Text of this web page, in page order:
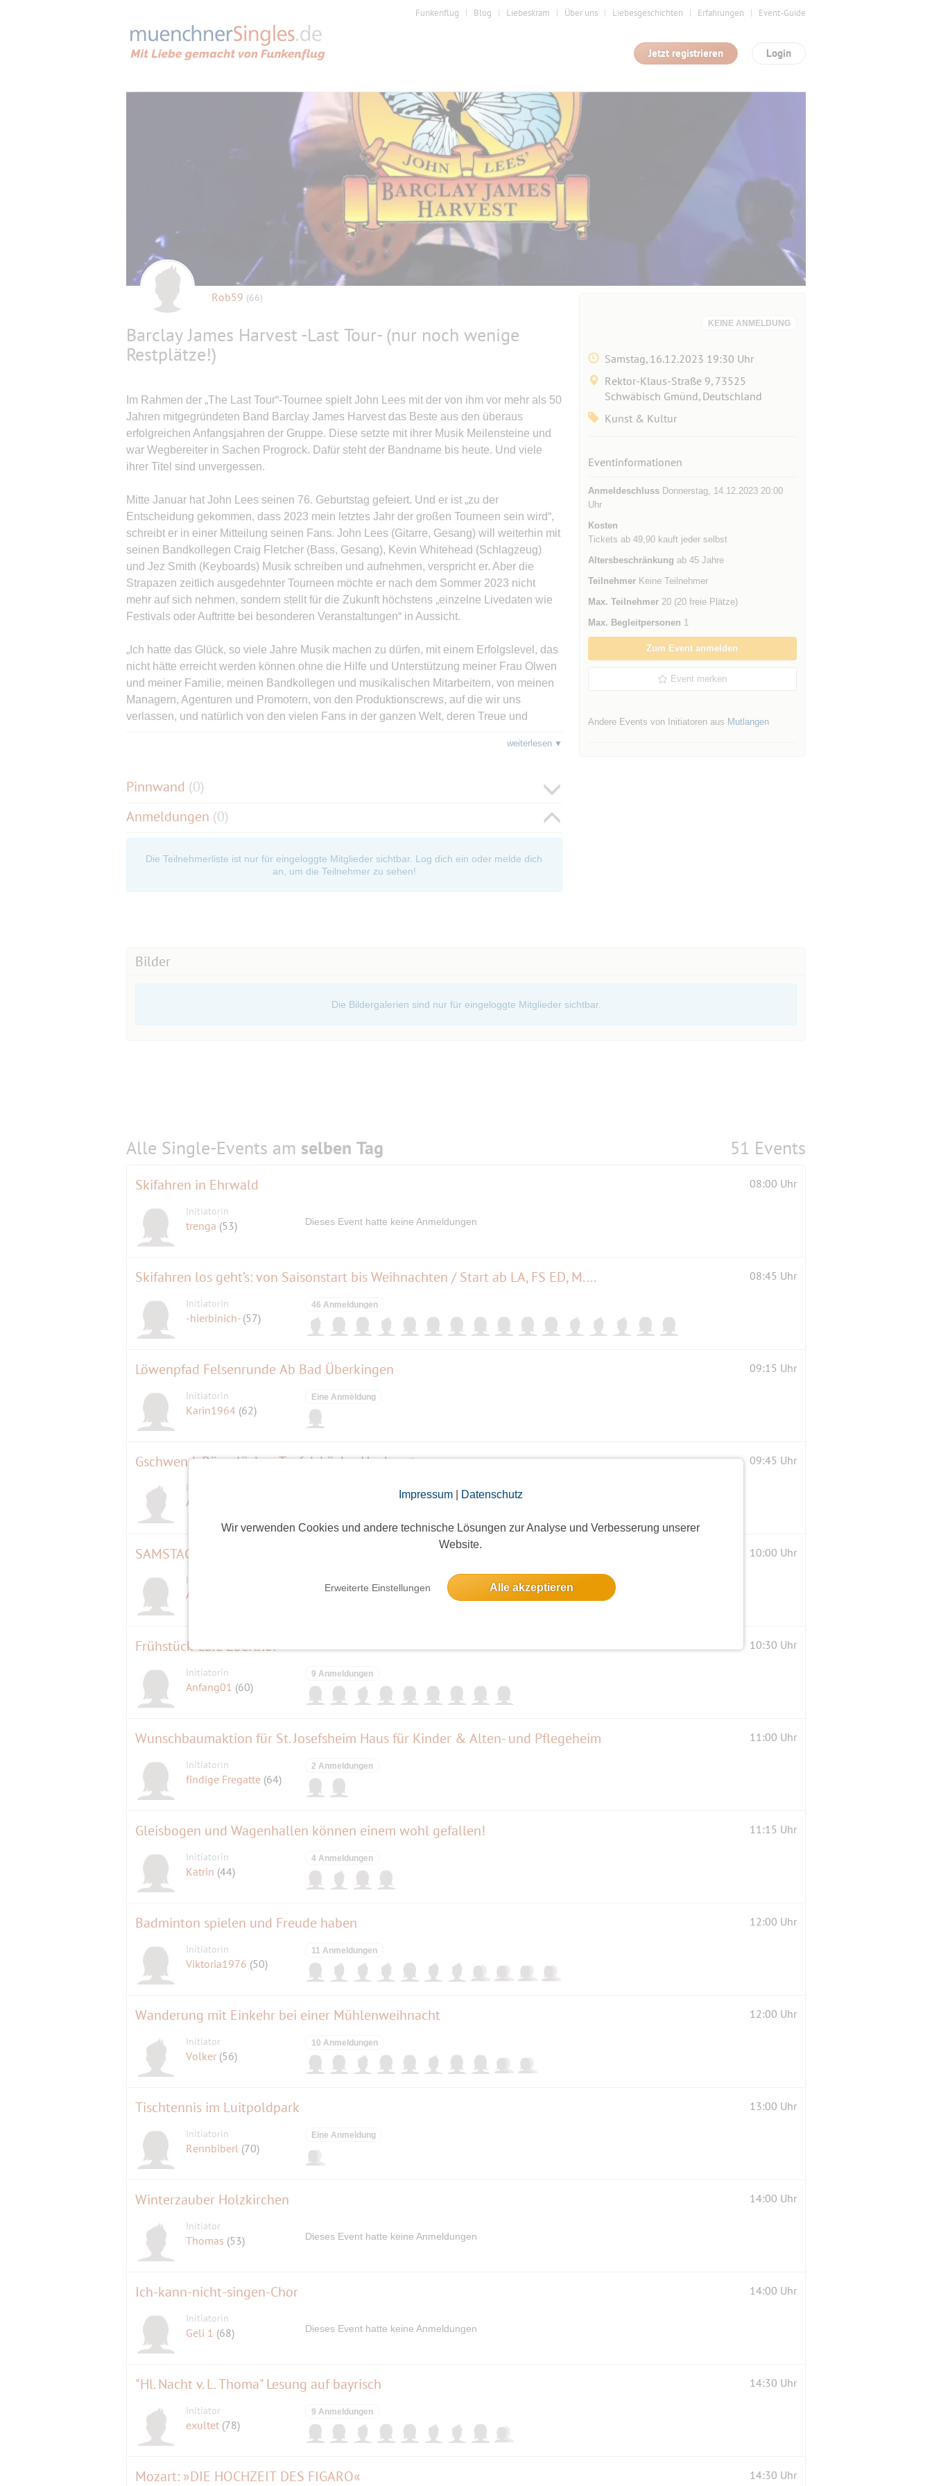
Impressum| Datenschutz
Wir verwenden Cookies und andere technische Lösungen zur Analyse und Verbesserung unserer
Website.
Erweiterte Einstellungen Alle akzeptieren
Funkenflug Blog Liebeskram Über uns Liebesgeschichten Erfahrungen Event-Guide
Login
Jetzt registrieren
Rob59 (66)
Barclay James Harvest -Last Tour- (nur noch wenige
Restplätze!)
Im Rahmen der „The Last Tour“-Tournee spielt John Lees mit der von ihm vor mehr als 50
Jahren mitgegründeten Band Barclay James Harvest das Beste aus den überaus
erfolgreichen Anfangsjahren der Gruppe. Diese setzte mit ihrer Musik Meilensteine und
war Wegbereiter in Sachen Progrock. Dafür steht der Bandname bis heute. Und viele
ihrer Titel sind unvergessen.
Mitte Januar hat John Lees seinen 76. Geburtstag gefeiert. Und er ist „zu der
Entscheidung gekommen, dass 2023 mein letztes Jahr der großen Tourneen sein wird“,
schreibt er in einer Mitteilung seinen Fans. John Lees (Gitarre, Gesang) will weiterhin mit
seinen Bandkollegen Craig Fletcher (Bass, Gesang), Kevin Whitehead (Schlagzeug)
und Jez Smith (Keyboards) Musik schreiben und aufnehmen, verspricht er. Aber die
Strapazen zeitlich ausgedehnter Tourneen möchte er nach dem Sommer 2023 nicht
mehr auf sich nehmen, sondern stellt für die Zukunft höchstens „einzelne Livedaten wie
Festivals oder Auftritte bei besonderen Veranstaltungen“ in Aussicht.
„Ich hatte das Glück, so viele Jahre Musik machen zu dürfen, mit einem Erfolgslevel, das
nicht hätte erreicht werden können ohne die Hilfe und Unterstützung meiner Frau Olwen
und meiner Familie, meinen Bandkollegen und musikalischen Mitarbeitern, von meinen
Managern, Agenturen und Promotern, von den Produktionscrews, auf die wir uns
verlassen, und natürlich von den vielen Fans in der ganzen Welt, deren Treue und
der großen kreativen und produktiven Barclay-Ära, in erster Linie also die Hits aus den
Of The Universe“. Die Songs hat John Lees, Barclay-Gründungsmitglied und heutiger
Stücke sind längst zu Klassikern der Rockmusik geworben.
weiterlesen
Pinnwand (0)
Anmeldungen (0)
Die Teilnehmerliste ist nur für eingeloggte Mitglieder sichtbar. Log dich ein oder melde dich
an, um die Teilnehmer zu sehen!
KEINE ANMELDUNG
Samstag, 16.12.2023 19:30 Uhr
Rektor-Klaus-Straße 9, 73525
Schwäbisch Gmünd, Deutschland
Kunst & Kultur
Eventinformationen
AnmeldeschlussDonnerstag, 14.12.2023 20:00
Uhr
Kosten
Tickets ab 49,90 kauft jeder selbst
Altersbeschränkung ab 45 Jahre
TeilnehmerKeine Teilnehmer
Max. Teilnehmer20 (20 freie Plätze)
Max. Begleitpersonen 1
Zum Event anmelden
Event merken
Andere Events von Initiatoren aus Mutlangen
Bilder
Die Bildergalerien sind nur für eingeloggte Mitglieder sichtbar.
Alle Single-Events am selben Tag 51 Events
Skifahren in Ehrwald 08:00 Uhr
Initiatorin
trenga (53) Dieses Event hatte keine Anmeldungen
Skifahren los geht’s: von Saisonstart bis Weihnachten / Start ab LA, FS ED, M.... 08:45 Uhr
Initiatorin
-hierbinich- (57)
46 Anmeldungen
Löwenpfad Felsenrunde Ab Bad Überkingen 09:15 Uhr
Initiatorin
Karin1964 (62)
Eine Anmeldung
Gschwend: Bärenlöcher, Teufelsküche, Hagbergturm 09:45 Uhr
Initiator
Aurel58
SAMSTAG Badminton Flat 10 bis 15Uhr 10:00 Uhr
Initiatorin
A.l.e.x.
Frühstück Cafe Eberlhof 10:30 Uhr
Initiatorin
Anfang01 (60)
9 Anmeldungen
Wunschbaumaktion für St. Josefsheim Haus für Kinder & Alten- und Pflegeheim 11:00 Uhr
Initiatorin
findige Fregatte (64)
2 Anmeldungen
Gleisbogen und Wagenhallen können einem wohl gefallen! 11:15 Uhr
Initiatorin
Katrin (44)
4 Anmeldungen
Badminton spielen und Freude haben 12:00 Uhr
Initiatorin
Viktoria1976 (50)
11 Anmeldungen
Wanderung mit Einkehr bei einer Mühlenweihnacht 12:00 Uhr
Initiator
Volker (56)
10 Anmeldungen
Tischtennis im Luitpoldpark 13:00 Uhr
Initiatorin
Rennbiberl (70)
Eine Anmeldung
Winterzauber Holzkirchen 14:00 Uhr
Initiator
Thomas (53) Dieses Event hatte keine Anmeldungen
Ich-kann-nicht-singen-Chor 14:00 Uhr
Initiatorin
Geli 1 (68) Dieses Event hatte keine Anmeldungen
"Hl. Nacht v. L. Thoma" Lesung auf bayrisch 14:30 Uhr
Initiator
exultet (78)
9 Anmeldungen
Mozart: »DIE HOCHZEIT DES FIGARO« 14:30 Uhr